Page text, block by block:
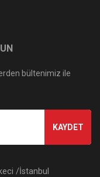
bültenimiz ile
KAYDET
/İstanbul